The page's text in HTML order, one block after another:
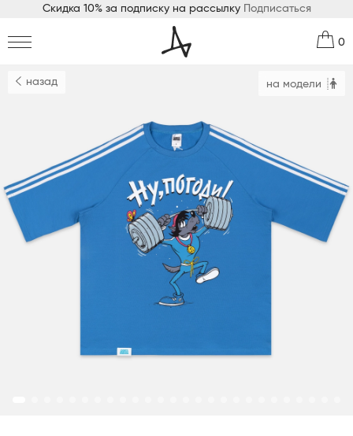
Скидка 10% за подписку на рассылку Подписаться
0
назад на модели